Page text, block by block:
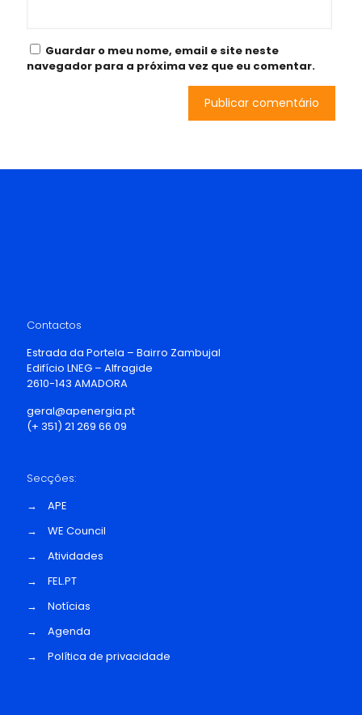
Guardar o meu nome, email e site neste
navegador para a próxima vez que eu comentar.
Contactos
Estrada da Portela – Bairro Zambujal
Edifício LNEG – Alfragide
2610-143 AMADORA
geral@apenergia.pt
(+ 351) 21 269 66 09
Secções:
→
APE
→
WE Council
→
Atividades
→
FEL.PT
→
Notícias
→
Agenda
→
Política de privacidade